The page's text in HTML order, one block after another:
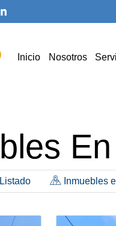
Inicio Nosotros
Inmuebles